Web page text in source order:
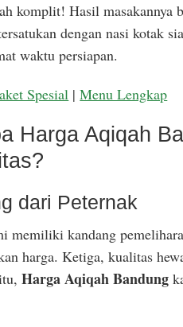
komplit! Hasil masakannya
dengan nasi kotak
waktu persiapan.
Spesial |Menu Lengkap
Harga Aqiqah
dari Peternak
memiliki kandang
harga. Ketiga, kualitas
Harga Aqiqah Bandung